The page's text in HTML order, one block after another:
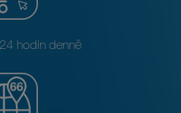
hodin denně